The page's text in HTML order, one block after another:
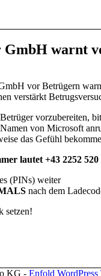
warnt
vor Betrügern
verstärkt
vorzubereiten,
von Microsoft
das Gefühl
lautet +43 2252 520
(PINs) weiter
nach dem
setzen!
KG - Enfold